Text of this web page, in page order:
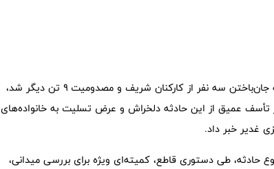
در پی حادثه ناگوار در پالایشگاه شیراز که شامگاه گذشته منجر به جان‌باختن سه نفر از کارکنان شریف و مصدومیت ۹ تن دیگر شد،
تأسف عمیق از این حادثه دلخراش و عرض تسلیت به خانواده‌های
غدیر خبر داد.
حادثه، طی دستوری قاطع، کمیته‌ای ویژه برای بررسی میدانی،